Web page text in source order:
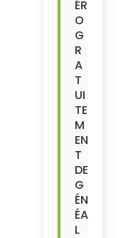
ÉR
O
G
R
A
T
UI
TE
M
EN
T
DE
G
ÉN
ÉA
L